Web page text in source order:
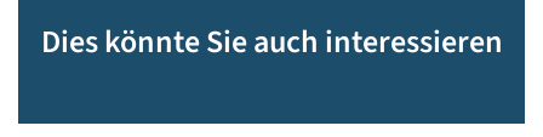
Dies könnte Sie auch interessieren